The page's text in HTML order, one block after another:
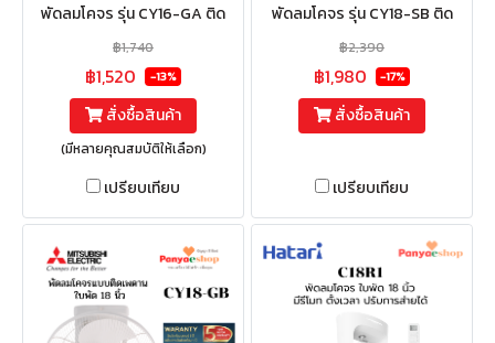
พัดลมโคจร รุ่น CY16-GA ติด
เพดาน ส่ายรอบตัว ใบพัด 16 นิ้ว
฿1,740
฿1,520 -13%
สั่งซื้อสินค้า
(มีหลายคุณสมบัติให้เลือก)
เปรียบเทียบ
พัดลมโคจร รุ่น CY18-SB ติด
เพดาน ควบคุมส่ายได้ ใบพัด 18
นิ้ว สีขาว
฿2,390
฿1,980 -17%
สั่งซื้อสินค้า
เปรียบเทียบ